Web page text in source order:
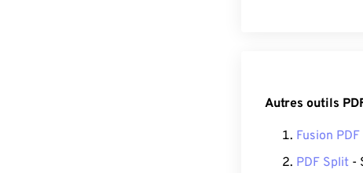
Autres outils
Fusion PDF
PDF Split -